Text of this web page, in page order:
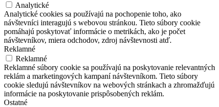
Analytické
Analytické cookies sa používajú na pochopenie toho, ako
návštevníci interagujú s webovou stránkou. Tieto súbory cookie
pomáhajú poskytovať informácie o metrikách, ako je počet
návštevníkov, miera odchodov, zdroj návštevnosti atď.
Reklamné
Reklamné
Reklamné súbory cookie sa používajú na poskytovanie relevantných
reklám a marketingových kampaní návštevníkom. Tieto súbory
cookie sledujú návštevníkov na webových stránkach a zhromažďujú
informácie na poskytovanie prispôsobených reklám.
Ostatné